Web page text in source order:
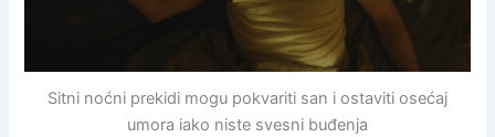
Sitni noćni prekidi mogu pokvariti san i ostaviti osećaj
umora iako niste svesni buđenja